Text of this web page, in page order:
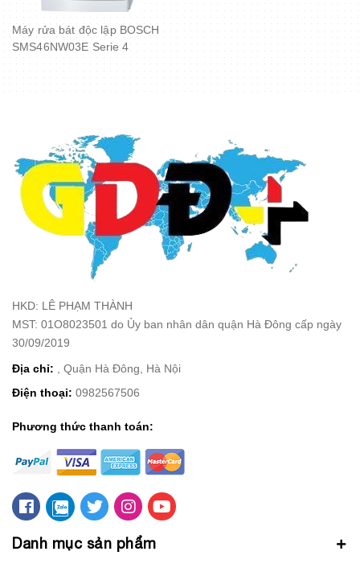
Máy rửa bát độc lập BOSCH
SMS46NW03E Serie 4
HKD: LÊ PHẠM THÀNH
MST: 01O8023501 do Ủy ban nhân dân quận Hà Đông cấp ngày
30/09/2019
Địa chỉ: , Quận Hà Đông, Hà Nội
Điện thoại: 0982567506
Phương thức thanh toán:
Danh mục sản phẩm